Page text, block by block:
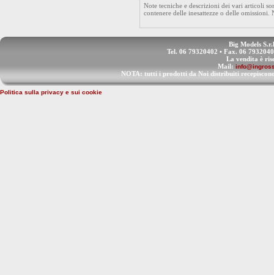
Note tecniche e descrizioni dei vari articoli
contenere delle inesattezze o delle
Big Models
Tel. 06 79320402 • Fax. 06
La vendita è
Mail:
NOTA: tutti i prodotti da Noi distribuiti
Politica sulla privacy e sui cookie